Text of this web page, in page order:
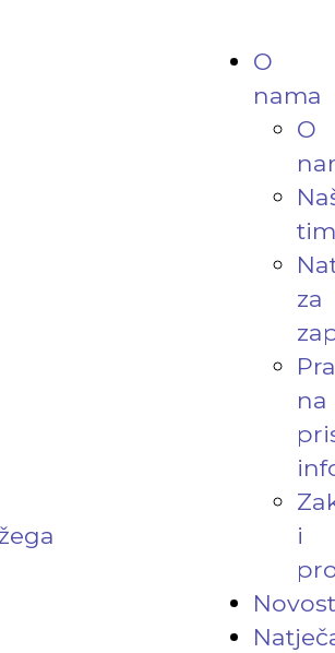
O
nama
O
tim
za
na
i